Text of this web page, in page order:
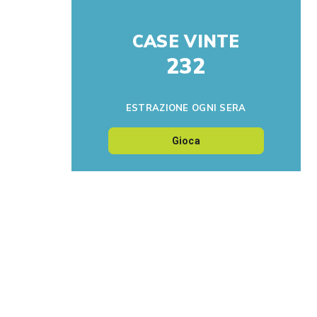
CASE VINTE
232
ESTRAZIONE OGNI SERA
Gioca